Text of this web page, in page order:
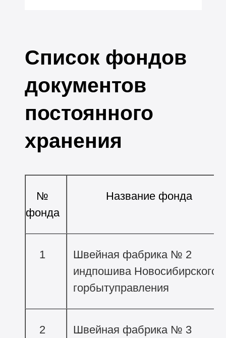
Список фондов
документов
постоянного
хранения
№
фонда
Название фонда
1
Швейная фабрика № 2
индпошива Новосибирского
горбытуправления
2
Швейная фабрика № 3